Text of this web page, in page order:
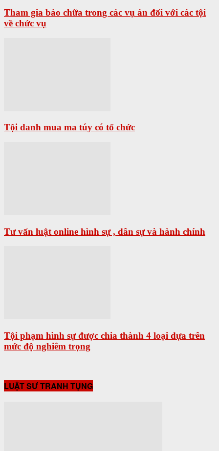
Tham gia bào chữa trong các vụ án đối với các tội
về chức vụ
Tội danh mua ma túy có tổ chức
Tư vấn luật online hình sự , dân sự và hành chính
Tội phạm hình sự được chia thành 4 loại dựa trên
mức độ nghiêm trọng
LUẬT SƯ TRANH TỤNG